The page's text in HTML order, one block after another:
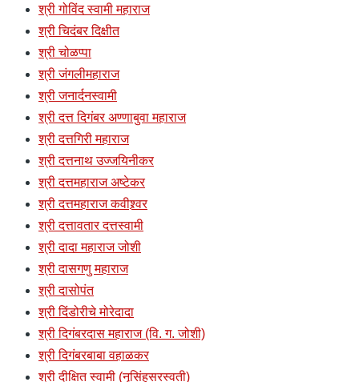
श्री गोविंद स्वामी महाराज
श्री चिदंबर दिक्षीत
श्री चोळप्पा
श्री जंगलीमहाराज
श्री जनार्दनस्वामी
श्री दत्त दिगंबर अण्णाबुवा महाराज
श्री दत्तगिरी महाराज
श्री दत्तनाथ उज्जयिनीकर
श्री दत्तमहाराज अष्टेकर
श्री दत्तमहाराज कवीश्र्वर
श्री दत्तावतार दत्तस्वामी
श्री दादा महाराज जोशी
श्री दासगणु महाराज
श्री दासोपंत
श्री दिंडोरीचे मोरेदादा
श्री दिगंबरदास महाराज (वि. ग. जोशी)
श्री दिगंबरबाबा वहाळकर
श्री दीक्षित स्वामी (नृसिंहसरस्वती)